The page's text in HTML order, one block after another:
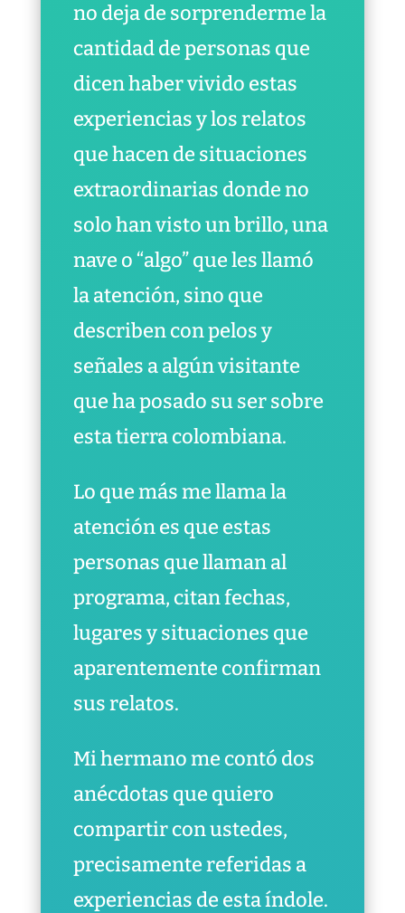
no deja de sorprenderme la
cantidad de personas que
dicen haber vivido estas
experiencias y los relatos
que hacen de situaciones
extraordinarias donde no
solo han visto un brillo, una
nave o “algo” que les llamó
la atención, sino que
describen con pelos y
señales a algún visitante
que ha posado su ser sobre
esta tierra colombiana.
Lo que más me llama la
atención es que estas
personas que llaman al
programa, citan fechas,
lugares y situaciones que
aparentemente confirman
sus relatos.
Mi hermano me contó dos
anécdotas que quiero
compartir con ustedes,
precisamente referidas a
experiencias de esta índole.